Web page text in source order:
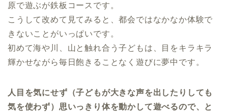
原で遊ぶが鉄板コースです。
こうして改めて見てみると、都会ではなかなか体験で
きないことがいっぱいです。
初めて海や川、山と触れ合う子どもは、目をキラキラ
輝かせながら毎日飽きることなく遊びに夢中です。
人目を気にせず（子どもが大きな声を出したりしても
気を使わず）思いっきり体を動かして遊べるので、と